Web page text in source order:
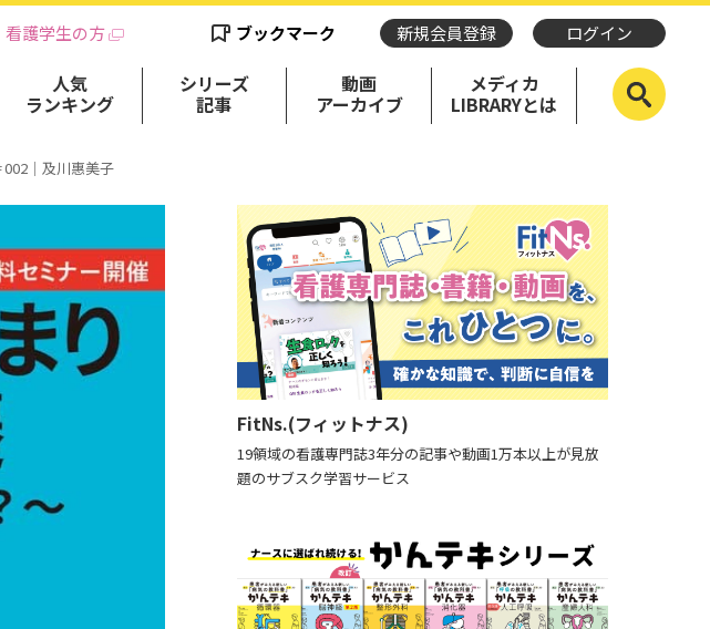
看護学生の方 ブックマーク 新規会員登録 ログイン
人気
ランキング
シリーズ
記事
動画
アーカイブ
メディカ
LIBRARYとは
002｜及川惠美子
FitNs.(フィットナス)
19領域の看護専門誌3年分の記事や動画1万本以上が見放
題のサブスク学習サービス